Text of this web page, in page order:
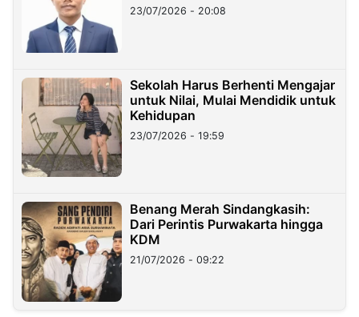
23/07/2026 - 20:08
Sekolah Harus Berhenti Mengajar
untuk Nilai, Mulai Mendidik untuk
Kehidupan
23/07/2026 - 19:59
Benang Merah Sindangkasih:
Dari Perintis Purwakarta hingga
KDM
21/07/2026 - 09:22